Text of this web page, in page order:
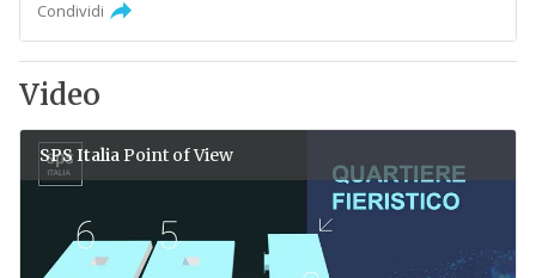
Condividi
Video
SPS ItaliaPoint of View